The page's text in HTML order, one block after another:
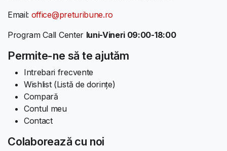
Email: office@preturibune.ro
Program Call Center luni-Vineri 09:00-18:00
Permite-ne să te ajutăm
Intrebari frecvente
Wishlist (Listă de dorințe)
Compară
Contul meu
Contact
Colaborează cu noi